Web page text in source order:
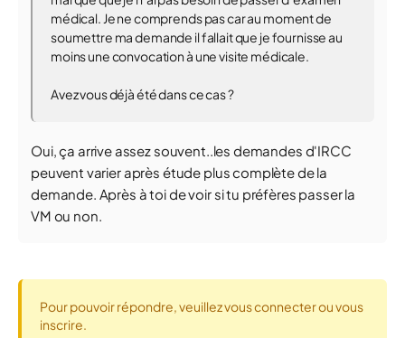
médical. Je ne comprends pas car au moment de
soumettre ma demande il fallait que je fournisse au
moins une convocation à une visite médicale.
Avez vous déjà été dans ce cas ?
Oui, ça arrive assez souvent..les demandes d'IRCC
peuvent varier après étude plus complète de la
demande. Après à toi de voir si tu préfères passer la
VM ou non.
Pour pouvoir répondre, veuillez vous connecter ou vous
inscrire.